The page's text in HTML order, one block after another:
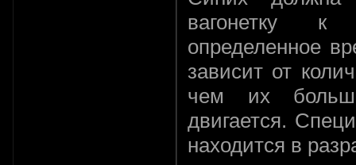
вагонетку
определенное
зависит от
чем их
двигается.
находится в